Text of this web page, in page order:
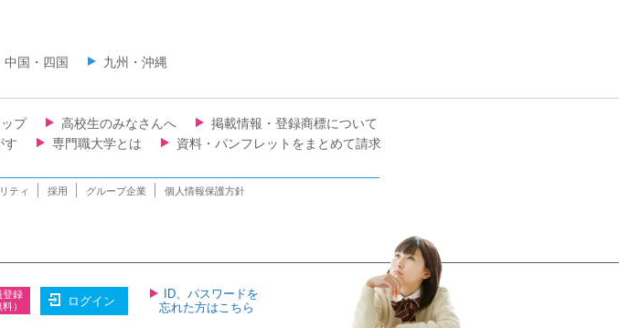
中国・四国 九州・沖縄
プ 高校生のみなさんへ
掲載情報・登録商標について
す 専門職大学とは 資料・パンフレットをまとめて請求
ティ 採用 グループ企業 個人情報保護方針
登録
料）
ログイン
ID、パスワードを
忘れた方はこちら